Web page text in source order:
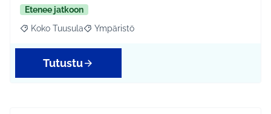
Etenee jatkoon
Rajaa tulokset aihepiirin mukaan: Koko Tuusula
Koko Tuusula Rajaa tulokset teeman mukaan: Ympäristö
Ympäristö
Tutustu